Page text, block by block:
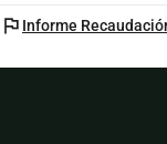
flag Informe